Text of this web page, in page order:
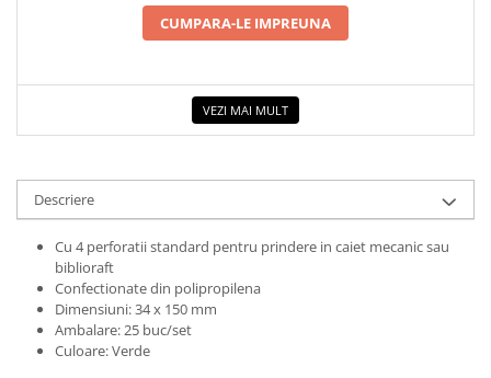
Carti pentru copii
Literatura Universala
Poezie
Carte Prescolara, Joc
Carti cartonate
Descopera lumea
Descopera si invata
CUMPARA-LE IMPREUNA
VEZI MAI MULT
Descriere
Cu 4 perforatii standard pentru prindere in caiet mecanic sau
biblioraft
Confectionate din polipropilena
Dimensiuni: 34 x 150 mm
Ambalare: 25 buc/set
Culoare: Verde